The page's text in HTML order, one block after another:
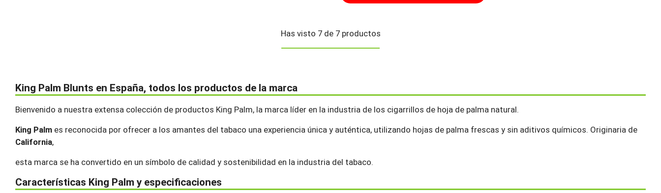
Has visto 7 de 7 productos
King Palm Blunts en España, todos los productos de la marca
Bienvenido a nuestra extensa colección de productos King Palm, la marca líder en la industria de los cigarrillos de hoja de palma natural.
King Palm es reconocida por ofrecer a los amantes del tabaco una experiencia única y auténtica, utilizando hojas de palma frescas y sin aditivos químicos. Originaria de
California,
esta marca se ha convertido en un símbolo de calidad y sostenibilidad en la industria del tabaco.
Características King Palm y especificaciones